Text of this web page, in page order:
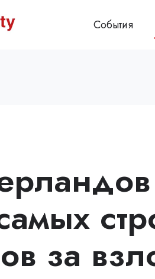
События
за